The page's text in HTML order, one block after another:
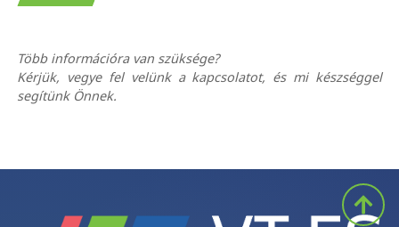
Több információra van szüksége?
Kérjük, vegye fel velünk a kapcsolatot, és mi készséggel
segítünk Önnek.